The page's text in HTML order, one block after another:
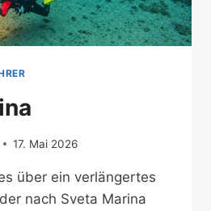
17. Mai 2026
über ein verlängertes
nach Sveta Marina